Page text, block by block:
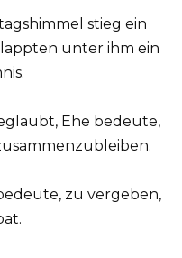
stieg ein
unter ihm ein
Ehe bedeute,
zu vergeben,